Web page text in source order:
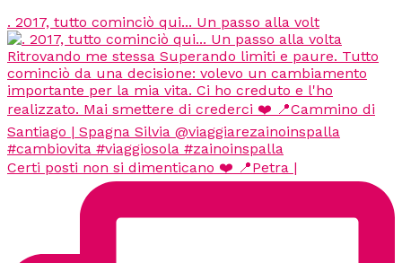
. 2017, tutto cominciò qui... Un passo alla volt
Certi posti non si dimenticano ❤️ 📍Petra |